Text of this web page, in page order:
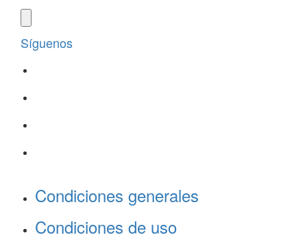
Síguenos
Condiciones generales
Condiciones de uso